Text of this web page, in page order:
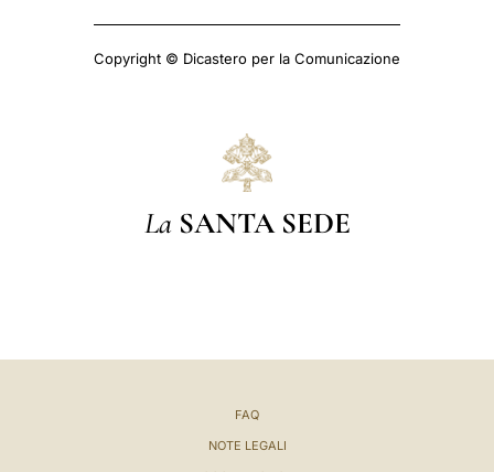
Copyright © Dicastero per la Comunicazione
La SANTA SEDE
FAQ
NOTE LEGALI